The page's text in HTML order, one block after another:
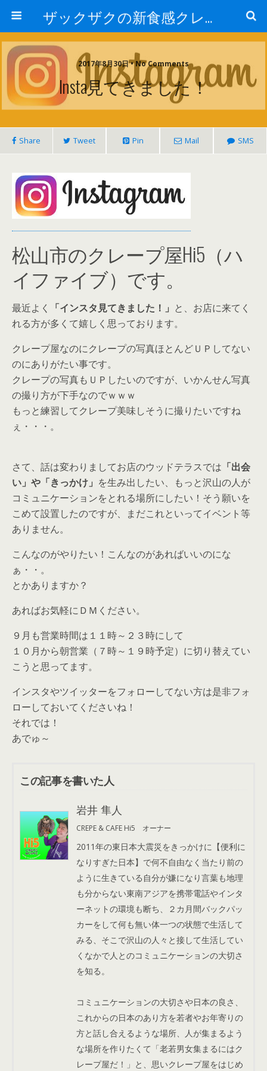
ザックザクの新食感クレープ|CREPE & CAFE Hi5
2017年8月30日 • No Comments
Insta見てきました！
Share Tweet Pin Mail SMS
松山市のクレープ屋Hi5（ハ
イファイブ）です。
最近よく 「インスタ見てきました！」 と、お店に来てく
れる方が多くて嬉しく思っております。
クレープ屋なのにクレープの写真ほとんどＵＰしてない
のにありがたい事です。
クレープの写真もＵＰしたいのですが、いかんせん写真
の撮り方が下手なのでｗｗｗ
もっと練習してクレープ美味しそうに撮りたいですね
ぇ・・・。
さて、話は変わりましてお店のウッドテラスでは 「出会
い」や「きっかけ」 を生み出したい、もっと沢山の人が
コミュニケーションをとれる場所にしたい！そう願いを
こめて設置したのですが、まだこれといってイベント等
ありません。
こんなのがやりたい！こんなのがあればいいのにな
ぁ・・。
とかありますか？
あればお気軽にＤＭください。
９月も営業時間は１１時～２３時にして
１０月から朝営業（７時～１９時予定）に切り替えてい
こうと思ってます。
インスタやツイッターをフォローしてない方は是非フォ
ローしておいてくださいね！
それでは！
あでゅ～
この記事を書いた人
岩井 隼人
CREPE & CAFE Hi5 オーナー
2011年の東日本大震災をきっかけに【便利に
なりすぎた日本】で何不自由なく当たり前の
ように生きている自分が嫌になり言葉も地理
も分からない東南アジアを携帯電話やインタ
ーネットの環境も断ち、２カ月間バックパッ
カーをして何も無い体一つの状態で生活して
みる、そこで沢山の人々と接して生活してい
くなかで人とのコミュニケーションの大切さ
を知る。
コミュニケーションの大切さや日本の良さ、
これからの日本のあり方を若者やお年寄りの
方と話し合えるような場所、人が集まるよう
な場所を作りたくて「老若男女集まるにはク
レープ屋だ！」と、思いクレープ屋をはじめ